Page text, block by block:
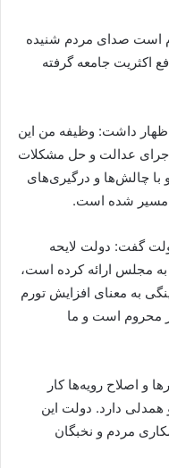
است صدای مردم شنیده
اکثریت جامعه گرفته
داشت: وظیفه من این
اجرای عدالت و حل مشکلات
چالش‌ها و درگیری‌های
مسیر شده است.
گفت: دولت لایحه
مجلس ارائه کرده است،
به معنای افزایش تورم
محروم است و ما
و اصلاح رویه‌ها کار
دارد. دولت این
مردم و نخبگان